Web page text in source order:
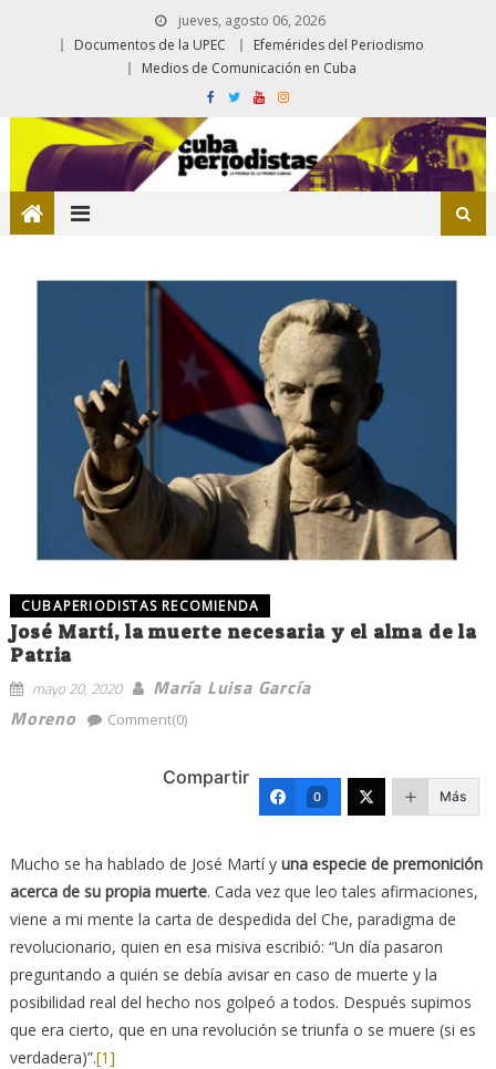
jueves, agosto 06, 2026
Documentos de la UPEC
Efemérides del Periodismo
Medios de Comunicación en Cuba
CUBAPERIODISTAS RECOMIENDA
José Martí, la muerte necesaria y el alma de la
Patria
mayo 20, 2020
María Luisa García
Moreno
Comment(0)
Compartir
0 Más
Mucho se ha hablado de José Martí y una especie de premonición
acerca de su propia muerte. Cada vez que leo tales afirmaciones,
viene a mi mente la carta de despedida del Che, paradigma de
revolucionario, quien en esa misiva escribió: “Un día pasaron
preguntando a quién se debía avisar en caso de muerte y la
posibilidad real del hecho nos golpeó a todos. Después supimos
que era cierto, que en una revolución se triunfa o se muere (si es
verdadera)”.[1]